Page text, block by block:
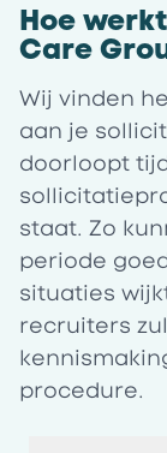
Hoe
Care
Wij vinden
aan je
doorloopt
staat. Zo
periode
situaties
recruiters
procedure.